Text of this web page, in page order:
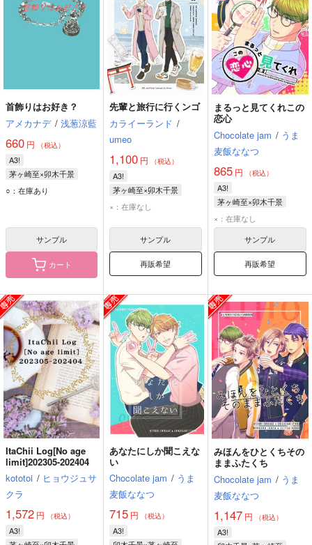
首飾りはお好き？
アメカナデ / 浅葱涼藍
660 円 （税込）
A3!
茅ヶ崎至×卯木千景
茅ヶ崎至
○：在庫あり
サンプル
カート
先輩と旅行に行くンゴ
カライーランド /
umeo
1,100 円 （税込）
A3!
茅ヶ崎至×卯木千景
茅ヶ崎至
×：在庫なし
サンプル
再販希望
まるっと見てくれこの
恋心
Chocolate jam / うま
麦飯ななつ
865円 （税込）
A3!
茅ヶ崎至×卯木千景
卯木千景
×：在庫なし
サンプル
再販希望
ItaChii Log[No age
limit]202305-202404
kototoi / ヒョウジュサ
クラ
1,572 円 （税込）
A3!
あなたにしか聞こえな
い
Chocolate jam / うま
麦飯ななつ
715 円 （税込）
A3!
みほんをひとくちその
ままふたくち
Chocolate jam / うま
麦飯ななつ
1,147円 （税込）
A3!